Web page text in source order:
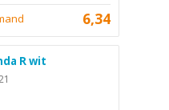
6,34
R wit